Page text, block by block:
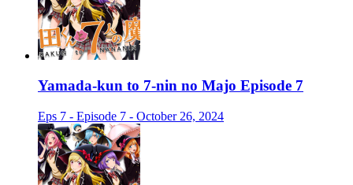
Yamada-kun to 7-nin no Majo Episode 7
Eps 7 - Episode 7 - October 26, 2024